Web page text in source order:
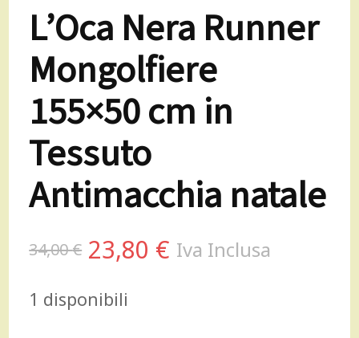
L’Oca Nera Runner
Mongolfiere
155×50 cm in
Tessuto
Antimacchia natale
34,00€ Il
23,80 € Il
Iva Inclusa
1 disponibili